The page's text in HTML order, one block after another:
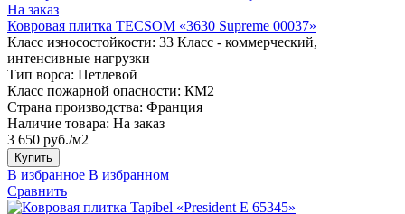
На заказ
Ковровая плитка TECSOM «3630 Supreme 00037»
Класс износостойкости: 33 Класс - коммерческий,
интенсивные нагрузки
Тип ворса: Петлевой
Класс пожарной опасности: КМ2
Страна производства: Франция
Наличие товара: На заказ
3 650 руб./м2
Купить
В избранное В избранном
Сравнить